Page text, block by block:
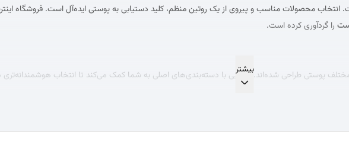
محصولات مناسب و پیروی از یک روتین منظم، کلید دستیابی به پوستی ایده‌آل است. فروشگاه
را گردآوری کرده است.
پوستی طراحی شده‌اند. آشنایی با دسته‌بندی‌های اصلی به شما کمک می‌کند تا انتخاب هوشمندانه‌تری